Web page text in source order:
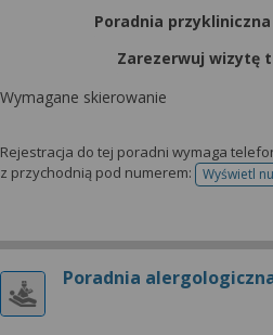
Poradnia
Zarezerwuj wizytę
Wymagane skierowanie
Rejestracja do tej poradni wymaga
z przychodnią pod numerem:
Wyświetl
Poradnia